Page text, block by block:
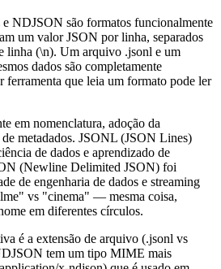
NDJSON são formatos funcionalmente
um valor JSON por linha, separados
linha (\n). Um arquivo .jsonl e um
dados são completamente
ferramenta que leia um formato pode ler
em nomenclatura, adoção da
metadados. JSONL (JSON Lines)
de dados e aprendizado de
(Newline Delimited JSON) foi
de engenharia de dados e streaming
vs "cinema" — mesma coisa,
em diferentes círculos.
é a extensão de arquivo (.jsonl vs
tem um tipo MIME mais